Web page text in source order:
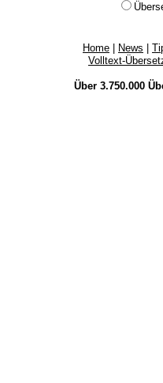
Home News
Volltext-
Über 3.750.000